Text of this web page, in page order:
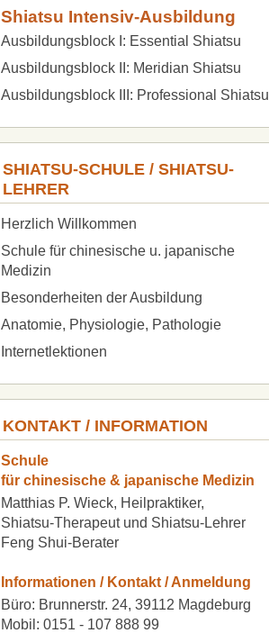
Shiatsu Intensiv-Ausbildung
Ausbildungsblock I: Essential Shiatsu
Ausbildungsblock II: Meridian Shiatsu
Ausbildungsblock III: Professional Shiatsu
SHIATSU-SCHULE / SHIATSU-
LEHRER
Herzlich Willkommen
Schule für chinesische u. japanische
Medizin
Besonderheiten der Ausbildung
Anatomie, Physiologie, Pathologie
Internetlektionen
KONTAKT / INFORMATION
Schule
für chinesische & japanische Medizin
Matthias P. Wieck, Heilpraktiker,
Shiatsu-Therapeut und Shiatsu-Lehrer
Feng Shui-Berater
Informationen / Kontakt / Anmeldung
Büro: Brunnerstr. 24, 39112 Magdeburg
Mobil: 0151 - 107 888 99